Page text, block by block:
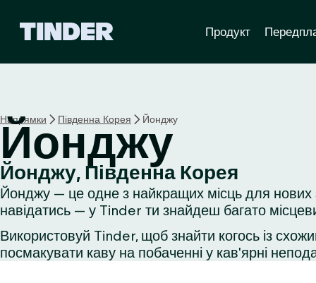
а
с
т
р
і
н
а
T
Продукт
Напрямки Південна Корея Йонджу
Йонджу
Йонджу, Південна Корея
Йонджу — це одне з найкращих місць для
навідатись — у Tinder ти знайдеш багато
Використовуй Tinder, щоб знайти когось із
посмакувати каву на побаченні у кав'ярні